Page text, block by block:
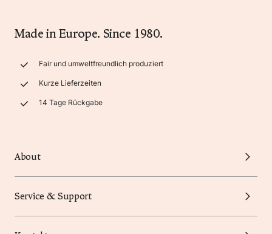
Made in Europe. Since 1980.
Fair und umweltfreundlich produziert
Kurze Lieferzeiten
14 Tage Rückgabe
About
Service & Support